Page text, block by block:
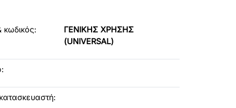
ΓΕΝΙΚΗΣ ΧΡΗΣΗΣ
(UNIVERSAL)